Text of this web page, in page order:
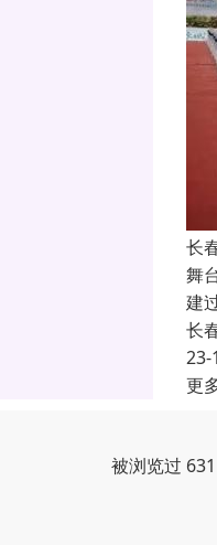
长
舞
建
长
23-
更
被浏览过